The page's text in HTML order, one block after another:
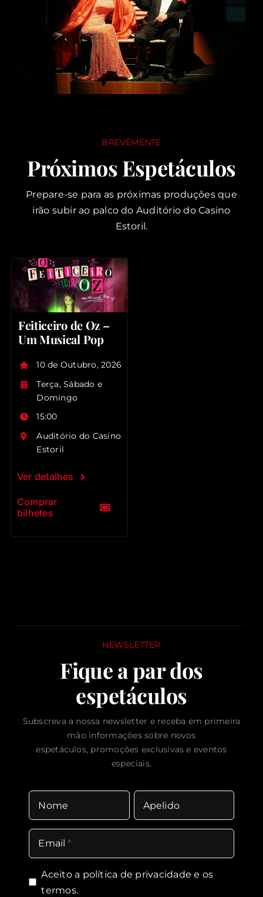
BREVEMENTE
Próximos Espetáculos
Prepare-se para as próximas produções que
irão subir ao palco do Auditório do Casino
Estoril.
Feiticeiro de Oz –
Um Musical Pop
10 de Outubro, 2026
Terça, Sábado e
Domingo
15:00
Auditório do Casino
Estoril
Ver detalhes
Comprar
bilhetes
NEWSLETTER
Fique a par dos
espetáculos
Subscreva a nossa newsletter e receba em primeira
mão informações sobre novos
espetáculos, promoções exclusivas e eventos
especiais.
Nome Apelido
Email
Aceito a política de privacidade e os
termos.